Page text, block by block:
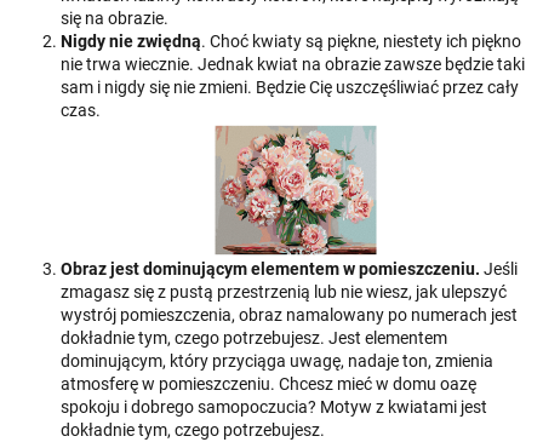
się na obrazie.
Nigdy nie zwiędną. Choć kwiaty są piękne, niestety ich piękno
nie trwa wiecznie. Jednak kwiat na obrazie zawsze będzie taki
sam i nigdy się nie zmieni. Będzie Cię uszczęśliwiać przez cały
czas.
Obraz jest dominującym elementem w pomieszczeniu. Jeśli
zmagasz się z pustą przestrzenią lub nie wiesz, jak ulepszyć
wystrój pomieszczenia, obraz namalowany po numerach jest
dokładnie tym, czego potrzebujesz. Jest elementem
dominującym, który przyciąga uwagę, nadaje ton, zmienia
atmosferę w pomieszczeniu. Chcesz mieć w domu oazę
spokoju i dobrego samopoczucia? Motyw z kwiatami jest
dokładnie tym, czego potrzebujesz.